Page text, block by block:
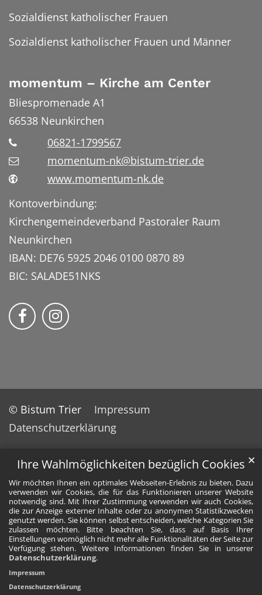
Ihre Wahlmöglichkeiten bezüglich Cookies
Wir möchten Ihnen ein optimales Webseiten-Erlebnis zu bieten. Dazu
verwenden wir Cookies, die für das Funktionieren unserer Website
notwendig sind. Mit Ihrer Zustimmung verwenden wir auch Cookies,
die zur Anzeige externer Inhalte oder zu anonymen Statistikzwecken
genutzt werden. Sie können selbst entscheiden, welche Kategorien Sie
zulassen möchten. Bitte beachten Sie, dass auf Basis Ihrer
Einstellungen womöglich nicht mehr alle Funktionalitäten der Seite zur
Verfügung stehen. Weitere Informationen finden Sie in unserer
Datenschutzerklärung.
✕
Impressum
Datenschutzerklärung
Sozialdienst katholischer Frauen
Sozialdienst katholischer Frauen und Männer
momentum – Kirche am Center
Bliespromenade A1
66538 Neunkirchen
06821-1799567
momentum-nk@bistum-trier.de
www.momentum-nk.de
Kontoverbindung:
Kirchengemeindeverband Pastoraler Raum
Neunkirchen
IBAN: DE76 5925 2046 0100 0870 89
BIC: SALADE51NKS
momentum – Kirche am Center auf
Bmomentum – Kirche am Center
© Bistum Trier
Impressum
Datenschutzerklärung